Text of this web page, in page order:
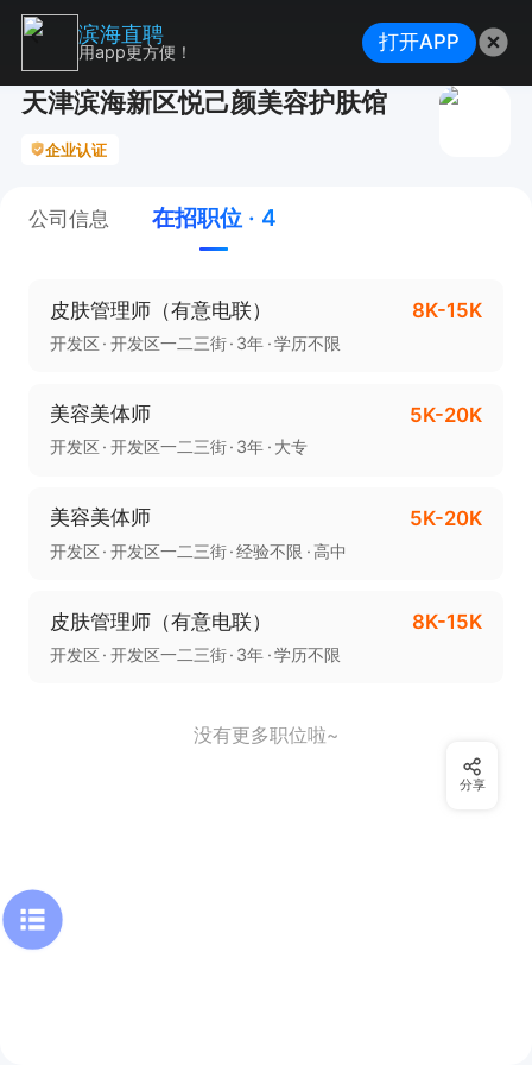
天津滨海新区悦己颜美容护肤馆
企业认证
公司信息 在招职位 · 4
皮肤管理师（有意电联） 8K-15K
开发区 开发区一二三街 3年 学历不限
美容美体师 5K-20K
开发区 开发区一二三街 3年 大专
美容美体师 5K-20K
开发区 开发区一二三街 经验不限 高中
皮肤管理师（有意电联） 8K-15K
开发区 开发区一二三街 3年 学历不限
没有更多职位啦~
分享
滨海直聘
用app更方便！ 打开APP